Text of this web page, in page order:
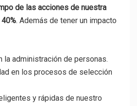
de las acciones de nuestra
. Además de tener un impacto
la administración de personas.
en los procesos de selección
y rápidas de nuestro